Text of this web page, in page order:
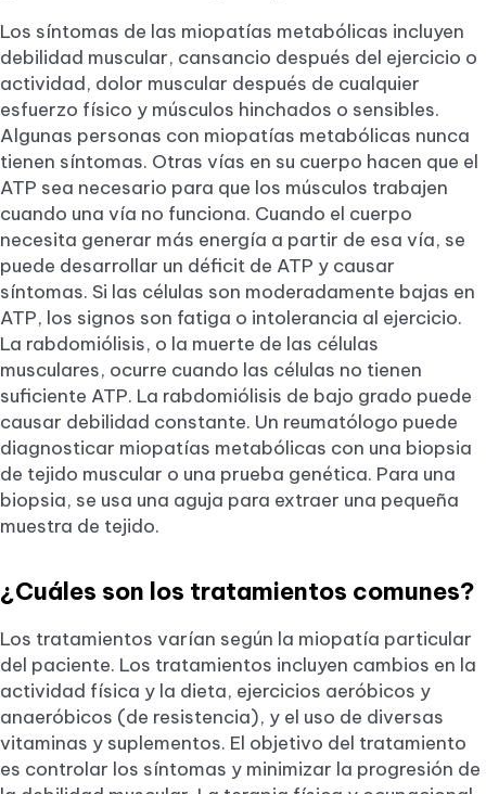
Los síntomas de las miopatías metabólicas incluyen
debilidad muscular, cansancio después del ejercicio o
actividad, dolor muscular después de cualquier
esfuerzo físico y músculos hinchados o sensibles.
Algunas personas con miopatías metabólicas nunca
tienen síntomas. Otras vías en su cuerpo hacen que el
ATP sea necesario para que los músculos trabajen
cuando una vía no funciona. Cuando el cuerpo
necesita generar más energía a partir de esa vía, se
puede desarrollar un déficit de ATP y causar
síntomas. Si las células son moderadamente bajas en
ATP, los signos son fatiga o intolerancia al ejercicio.
La rabdomiólisis, o la muerte de las células
musculares, ocurre cuando las células no tienen
suficiente ATP. La rabdomiólisis de bajo grado puede
causar debilidad constante. Un reumatólogo puede
diagnosticar miopatías metabólicas con una biopsia
de tejido muscular o una prueba genética. Para una
biopsia, se usa una aguja para extraer una pequeña
muestra de tejido.
¿Cuáles son los tratamientos comunes?
Los tratamientos varían según la miopatía particular
del paciente. Los tratamientos incluyen cambios en la
actividad física y la dieta, ejercicios aeróbicos y
anaeróbicos (de resistencia), y el uso de diversas
vitaminas y suplementos. El objetivo del tratamiento
es controlar los síntomas y minimizar la progresión de